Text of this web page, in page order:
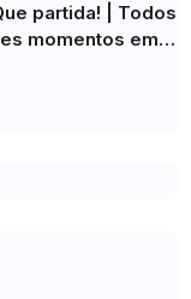
partida! | Todos
momentos em